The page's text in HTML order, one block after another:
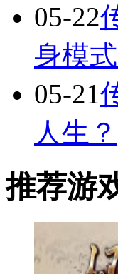
05-22
身模
05-21
人生？
推荐游